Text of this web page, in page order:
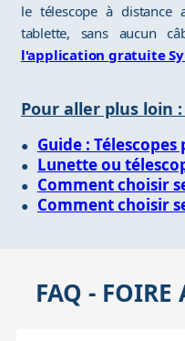
le télescope à distance
tablette, sans aucun
l'application gratuite
Pour aller plus loin
Guide :
Lunette ou
Comment choisir
Comment choisir
FAQ -